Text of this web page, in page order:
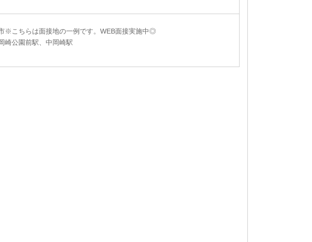
※こちらは面接地の一例です。WEB面接実施中◎
崎公園前駅、中岡崎駅